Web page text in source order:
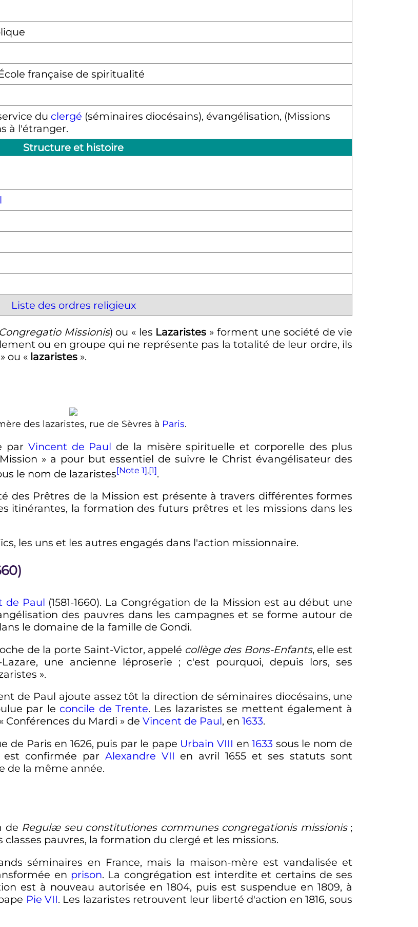
française de spiritualité
du clergé (séminaires diocésains), évangélisation, (Missions
à l'étranger.
Structure et histoire
Liste des ordres religieux
Congregatio Missionis) ou « les Lazaristes » forment une société de vie
ou en groupe qui ne représente pas la totalité de leur ordre, ils
» ou « lazaristes ».
des lazaristes, rue de Sèvres à Paris.
par Vincent de Paul de la misère spirituelle et corporelle des plus
» a pour but essentiel de suivre le Christ évangélisateur des
le nom de lazaristes[Note 1],[1].
des Prêtres de la Mission est présente à travers différentes formes
itinérantes, la formation des futurs prêtres et les missions dans les
les uns et les autres engagés dans l'action missionnaire.
de Paul (1581-1660). La Congrégation de la Mission est au début une
des pauvres dans les campagnes et se forme autour de
le domaine de la famille de Gondi.
de la porte Saint-Victor, appelé collège des Bons-Enfants, elle est
une ancienne léproserie ; c'est pourquoi, depuis lors, ses
».
de Paul ajoute assez tôt la direction de séminaires diocésains, une
par le concile de Trente. Les lazaristes se mettent également à
Conférences du Mardi » de Vincent de Paul, en 1633.
de Paris en 1626, puis par le pape Urbain VIII en1633 sous le nom de
est confirmée par Alexandre VII en avril 1655 et ses statuts sont
de la même année.
de Regulæ seu constitutiones communes congregationis missionis ;
classes pauvres, la formation du clergé et les missions.
séminaires en France, mais la maison-mère est vandalisée et
en prison. La congrégation est interdite et certains de ses
est à nouveau autorisée en 1804, puis est suspendue en 1809, à
Pie VII. Les lazaristes retrouvent leur liberté d'action en 1816, sous